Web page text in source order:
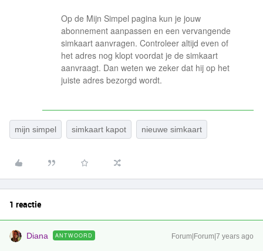
Op de Mijn Simpel pagina kun je jouw
abonnement aanpassen en een vervangende
simkaart aanvragen. Controleer altijd even of
het adres nog klopt voordat je de simkaart
aanvraagt. Dan weten we zeker dat hij op het
juiste adres bezorgd wordt.
mijn simpel simkaart kapot nieuwe simkaart
1 reactie
Diana ANTWOORD Forum|Forum|7 years ago